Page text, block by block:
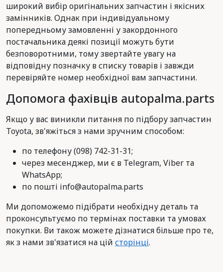
широкий вибір оригінальних запчастин і якісних
замінників. Однак при індивідуальному
попередньому замовленні у закордонного
постачальника деякі позиції можуть бути
безповоротними, тому звертайте увагу на
відповідну позначку в списку товарів і завжди
перевіряйте номер необхідної вам запчастини.
Допомога фахівців autopalma.parts
Якщо у вас виникли питання по підбору запчастин
Toyota, зв'яжіться з нами зручним способом:
по телефону (098) 742-31-31;
через месенджер, ми є в Telegram, Viber та
WhatsApp;
по пошті info@autopalma.parts
Ми допоможемо підібрати необхідну деталь та
проконсультуємо по термінах поставки та умовах
покупки. Ви також можете дізнатися більше про те,
як з нами зв'язатися на цій сторінці.